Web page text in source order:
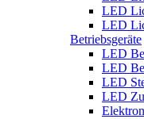
LED
LED
Betriebsgeräte
LED
LED
LED
LED